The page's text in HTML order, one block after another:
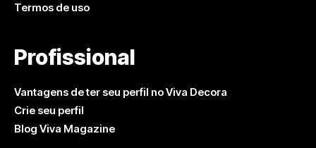
Termos de uso
Profissional
Vantagens de ter seu perfil no Viva Decora
Crie seu perfil
Blog Viva Magazine